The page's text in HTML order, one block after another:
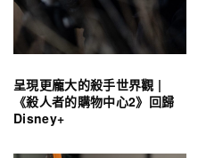
呈現更龐大的殺手世界觀 |
《殺人者的購物中心2》回歸
Disney+